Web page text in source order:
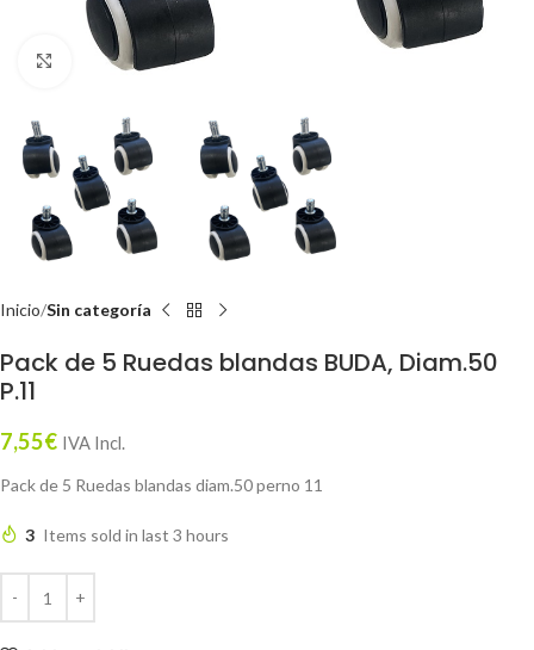
Click to enlarge
Inicio Sin categoría
Pack de 5 Ruedas blandas BUDA, Diam.50
P.11
7,55€ IVA Incl.
Pack de 5 Ruedas blandas diam.50 perno 11
3 Items sold in last 3 hours